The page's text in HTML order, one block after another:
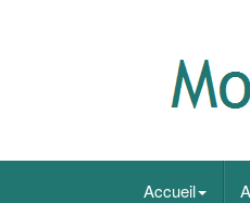
Accueil